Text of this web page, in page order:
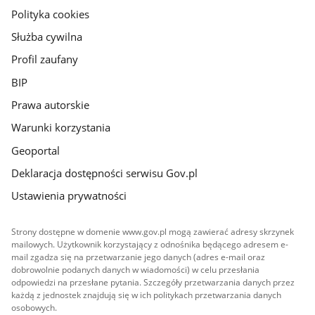
gov.pl
Polityka cookies
Służba cywilna
Profil zaufany
BIP
Prawa autorskie
Warunki korzystania
Geoportal
Deklaracja dostępności serwisu Gov.pl
Ustawienia prywatności
Strony dostępne w domenie www.gov.pl mogą zawierać adresy skrzynek
mailowych. Użytkownik korzystający z odnośnika będącego adresem e-
mail zgadza się na przetwarzanie jego danych (adres e-mail oraz
dobrowolnie podanych danych w wiadomości) w celu przesłania
odpowiedzi na przesłane pytania. Szczegóły przetwarzania danych przez
każdą z jednostek znajdują się w ich politykach przetwarzania danych
osobowych.